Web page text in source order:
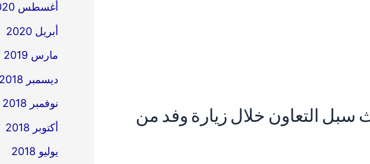
سبل التعاون خلال زيارة وفد من
أغسطس 2020
أبريل 2020
مارس 2019
ديسمبر 2018
نوفمبر 2018
أكتوبر 2018
يوليو 2018